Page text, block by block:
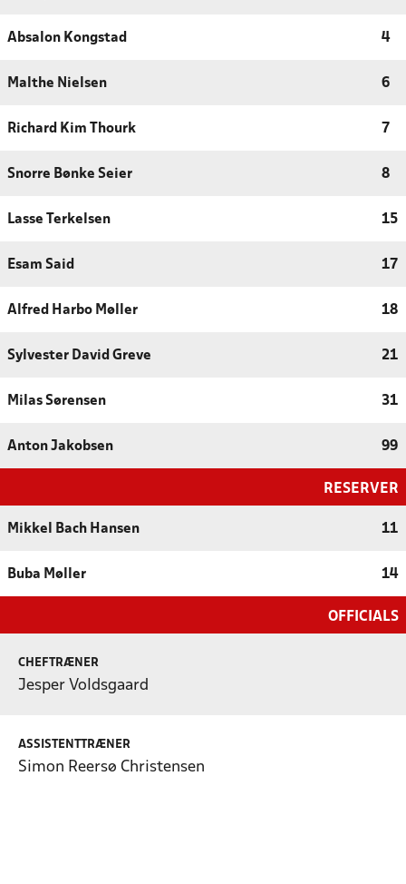
Absalon Kongstad 4
Malthe Nielsen 6
Richard Kim Thourk 7
Snorre Bønke Seier 8
Lasse Terkelsen 15
Esam Said 17
Alfred Harbo Møller 18
Sylvester David Greve 21
Milas Sørensen 31
Anton Jakobsen 99
RESERVER
Mikkel Bach Hansen 11
Buba Møller 14
OFFICIALS
CHEFTRÆNER
Jesper Voldsgaard
ASSISTENTTRÆNER
Simon Reersø Christensen